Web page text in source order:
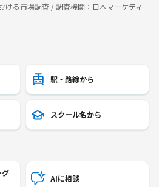
る市場調査 / 調査機関：日本マーケティ
駅・路線から
スクール名から
グ
AIに相談